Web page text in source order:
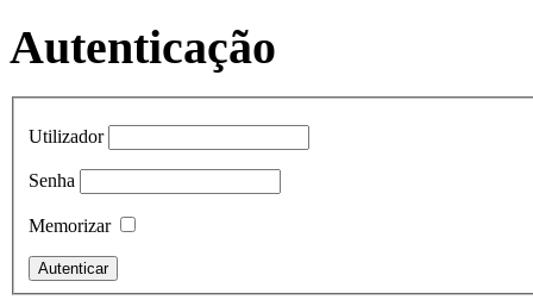
Autenticação
Utilizador
Senha
Memorizar